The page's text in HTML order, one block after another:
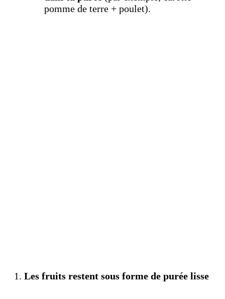
pomme de terre + poulet).
Les fruits restent sous forme de purée lisse